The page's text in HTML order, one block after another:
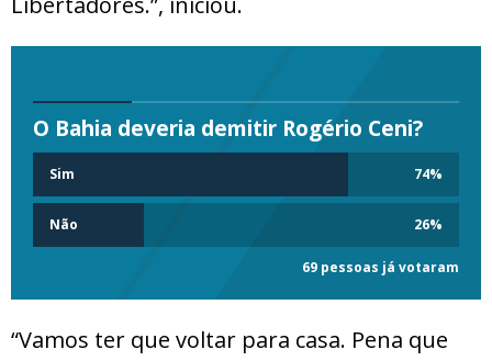
O Bahia deveria demitir Rogério Ceni?
Sim 74%
Não 26%
69 pessoas já votaram
“Vamos ter que voltar para casa. Pena que